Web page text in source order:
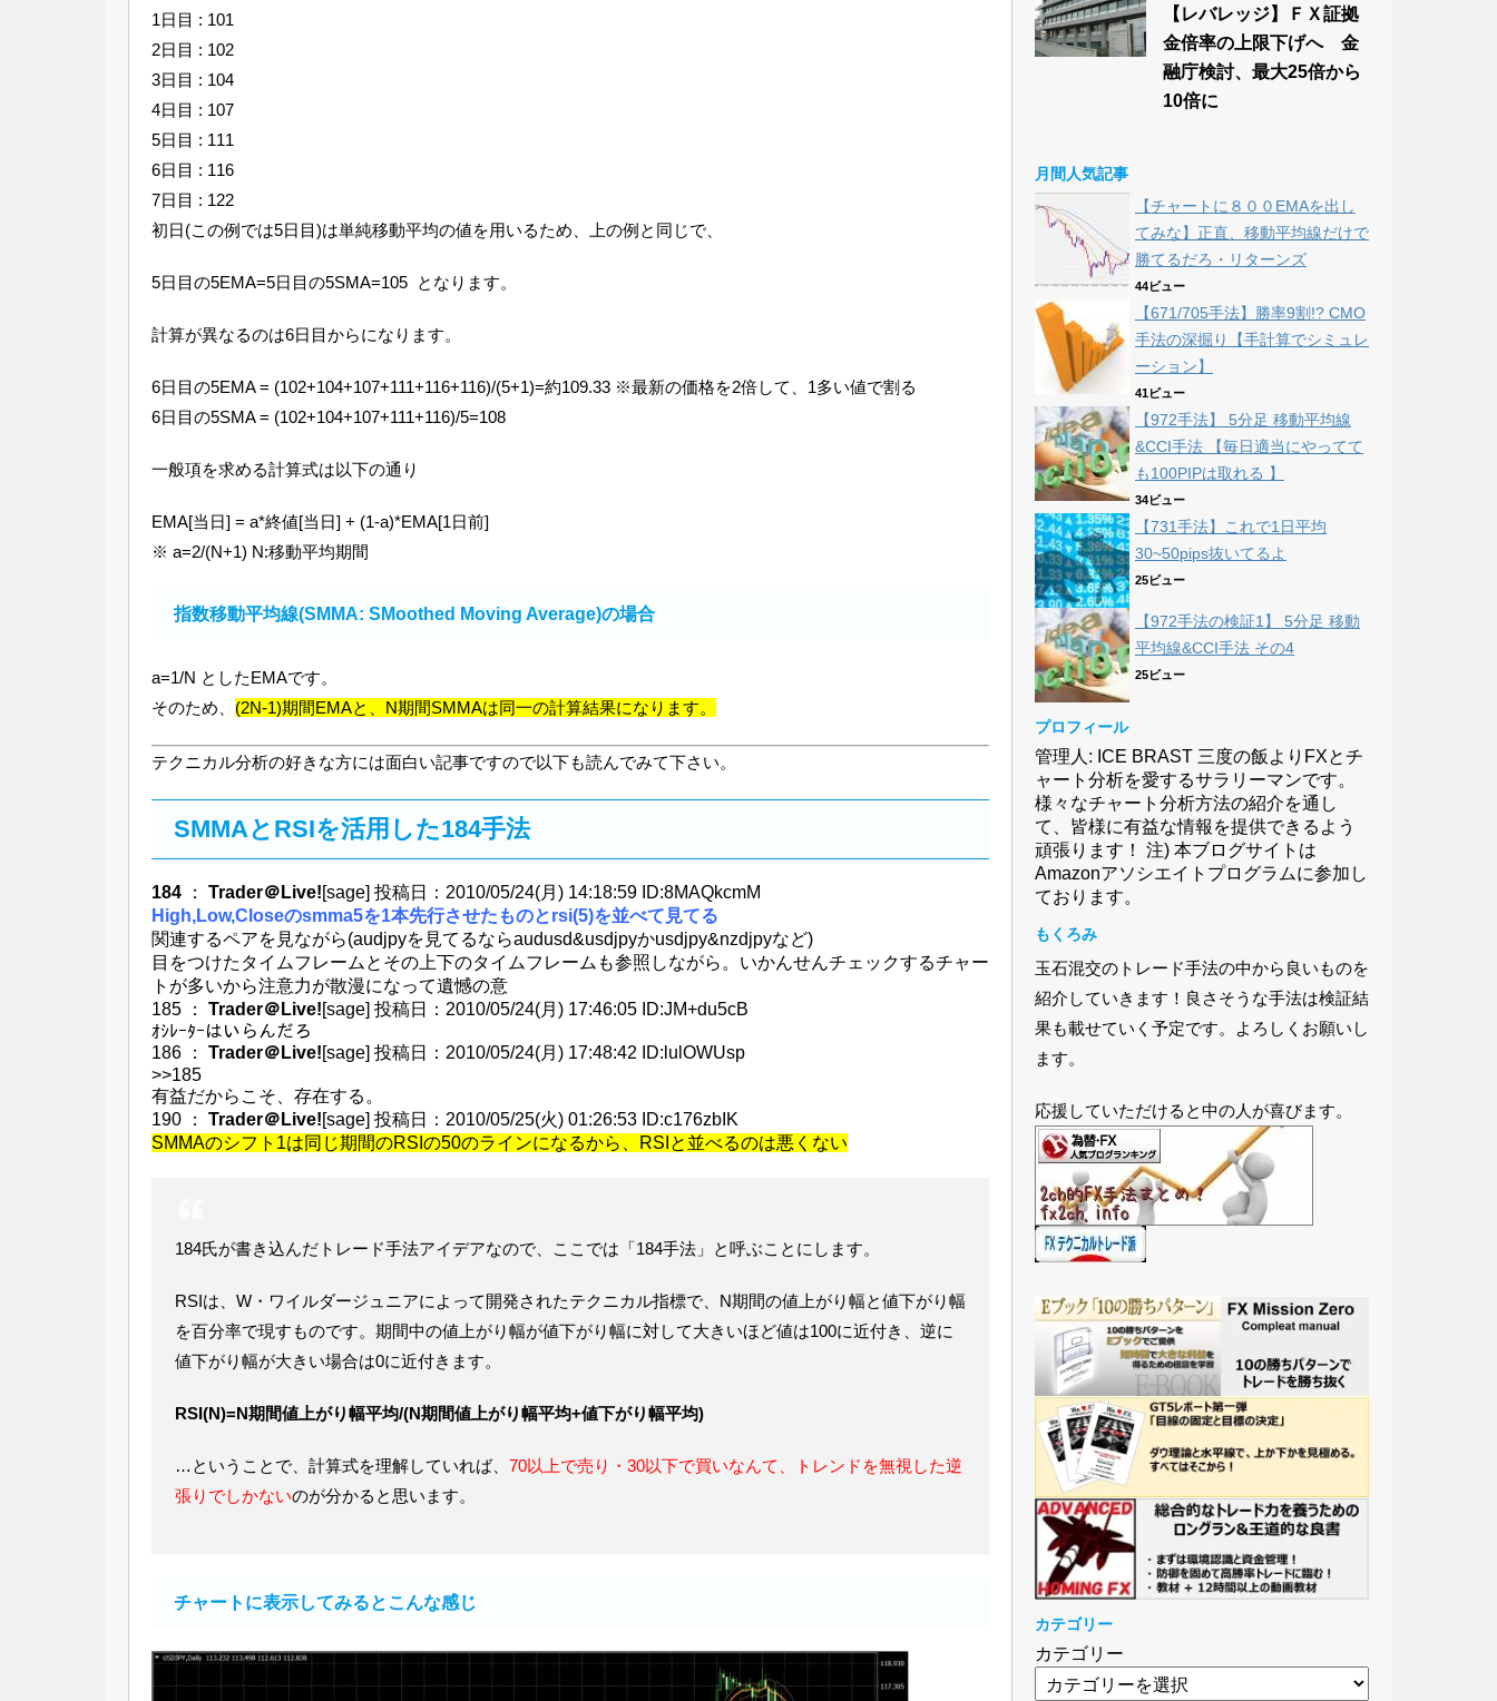
1日目 : 101
2日目 : 102
3日目 : 104
4日目 : 107
5日目 : 111
6日目 : 116
7日目 : 122
初日(この例では5日目)は単純移動平均の値を用いるため、上の例と同じで、
5日目の5EMA=5日目の5SMA=105 となります。
計算が異なるのは6日目からになります。
6日目の5EMA = (102+104+107+111+116+116)/(5+1)=約109.33 ※最新の価格を2倍して、1多い値で割る
6日目の5SMA = (102+104+107+111+116)/5=108
一般項を求める計算式は以下の通り
EMA[当日] = a*終値[当日] + (1-a)*EMA[1日前]
※ a=2/(N+1) N:移動平均期間
指数移動平均線(SMMA: SMoothed Moving Average)の場合
a=1/N としたEMAです。
そのため、 (2N-1)期間EMAと、N期間SMMAは同一の計算結果になります。
テクニカル分析の好きな方には面白い記事ですので以下も読んでみて下さい。
SMMAとRSIを活用した184手法
184 ： Trader＠Live![sage] 投稿日：2010/05/24(月) 14:18:59 ID:8MAQkcmM
High,Low,Closeのsmma5を1本先行させたものとrsi(5)を並べて見てる
関連するペアを見ながら(audjpyを見てるならaudusd&usdjpyかusdjpy&nzdjpyなど)
目をつけたタイムフレームとその上下のタイムフレームも参照しながら。いかんせんチェックするチャー
トが多いから注意力が散漫になって遺憾の意
185 ： Trader＠Live![sage] 投稿日：2010/05/24(月) 17:46:05 ID:JM+du5cB
ｵｼﾚｰﾀｰはいらんだろ
186 ： Trader＠Live![sage] 投稿日：2010/05/24(月) 17:48:42 ID:lulOWUsp
>>185
有益だからこそ、存在する。
190 ： Trader＠Live![sage] 投稿日：2010/05/25(火) 01:26:53 ID:c176zbIK
SMMAのシフト1は同じ期間のRSIの50のラインになるから、RSIと並べるのは悪くない
184氏が書き込んだトレード手法アイデアなので、ここでは「184手法」と呼ぶことにします。
RSIは、W・ワイルダージュニアによって開発されたテクニカル指標で、N期間の値上がり幅と値下がり幅
を百分率で現すものです。期間中の値上がり幅が値下がり幅に対して大きいほど値は100に近付き、逆に
値下がり幅が大きい場合は0に近付きます。
RSI(N)=N期間値上がり幅平均/(N期間値上がり幅平均+値下がり幅平均)
…ということで、計算式を理解していれば、 70以上で売り・30以下で買いなんて、トレンドを無視した逆
張りでしかないのが分かると思います。
チャートに表示してみるとこんな感じ
【レバレッジ】ＦＸ証拠
金倍率の上限下げへ 金
融庁検討、最大25倍から
10倍に
月間人気記事
【チャートに８００EMAを出し
てみな】正直、移動平均線だけで
勝てるだろ・リターンズ
44ビュー
【671/705手法】勝率9割!? CMO
手法の深掘り【手計算でシミュレ
ーション】
41ビュー
【972手法】 5分足 移動平均線
&CCI手法 【毎日適当にやってて
も100PIPは取れる 】
34ビュー
【731手法】これで1日平均
30~50pips抜いてるよ
25ビュー
【972手法の検証1】 5分足 移動
平均線&CCI手法 その4
25ビュー
プロフィール
管理人: ICE BRAST 三度の飯よりFXとチ
ャート分析を愛するサラリーマンです。
様々なチャート分析方法の紹介を通し
て、皆様に有益な情報を提供できるよう
頑張ります！ 注) 本ブログサイトは
Amazonアソシエイトプログラムに参加し
ております。
もくろみ
玉石混交のトレード手法の中から良いものを
紹介していきます！良さそうな手法は検証結
果も載せていく予定です。よろしくお願いし
ます。
応援していただけると中の人が喜びます。
カテゴリー
カテゴリー